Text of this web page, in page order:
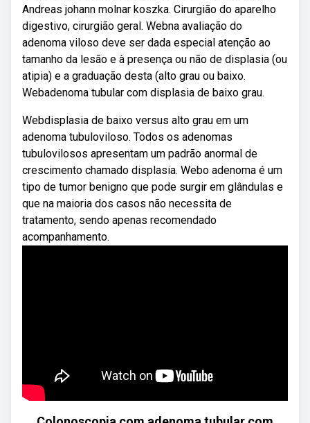
Andreas johann molnar koszka. Cirurgião do aparelho
digestivo, cirurgião geral. Webna avaliação do
adenoma viloso deve ser dada especial atenção ao
tamanho da lesão e à presença ou não de displasia (ou
atipia) e a graduação desta (alto grau ou baixo.
Webadenoma tubular com displasia de baixo grau.
Webdisplasia de baixo versus alto grau em um
adenoma tubuloviloso. Todos os adenomas
tubulovilosos apresentam um padrão anormal de
crescimento chamado displasia. Webo adenoma é um
tipo de tumor benigno que pode surgir em glândulas e
que na maioria dos casos não necessita de
tratamento, sendo apenas recomendado
acompanhamento.